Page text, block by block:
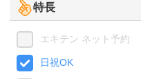
特長
エキテン ネット予約
日祝OK